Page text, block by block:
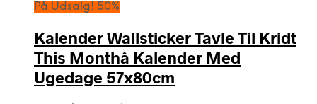
På Udsalg! 50%
Kalender Wallsticker Tavle Til Kridt
This Monthâ Kalender Med
Ugedage 57x80cm